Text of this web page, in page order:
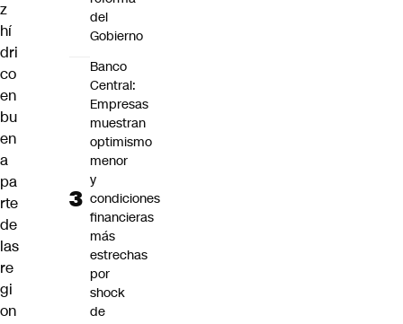
z
hí
dri
co
en
bu
en
a
pa
rte
de
las
re
gi
on
del
Gobierno
Banco
Central:
Empresas
muestran
optimismo
menor
y
condiciones
financieras
más
estrechas
por
shock
de